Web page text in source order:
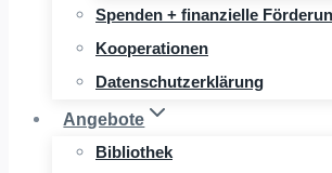
Spenden + finanzielle
Kooperationen
Datenschutzerklärung
Angebote
Bibliothek